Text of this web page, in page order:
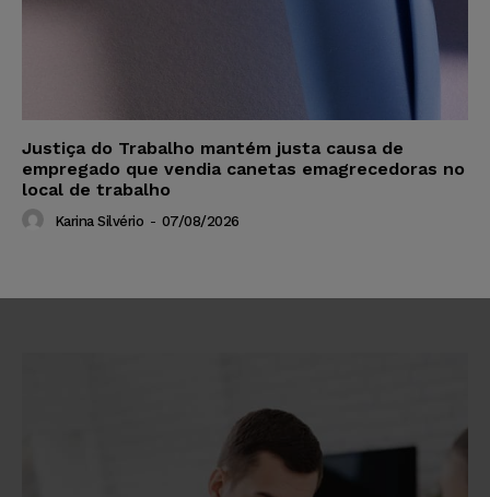
Justiça do Trabalho mantém justa causa de
empregado que vendia canetas emagrecedoras no
local de trabalho
Karina Silvério - 07/08/2026